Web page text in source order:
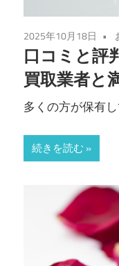
2025年10月18日
口コミと評
買取業者と
多くの方が保有
続きを読む